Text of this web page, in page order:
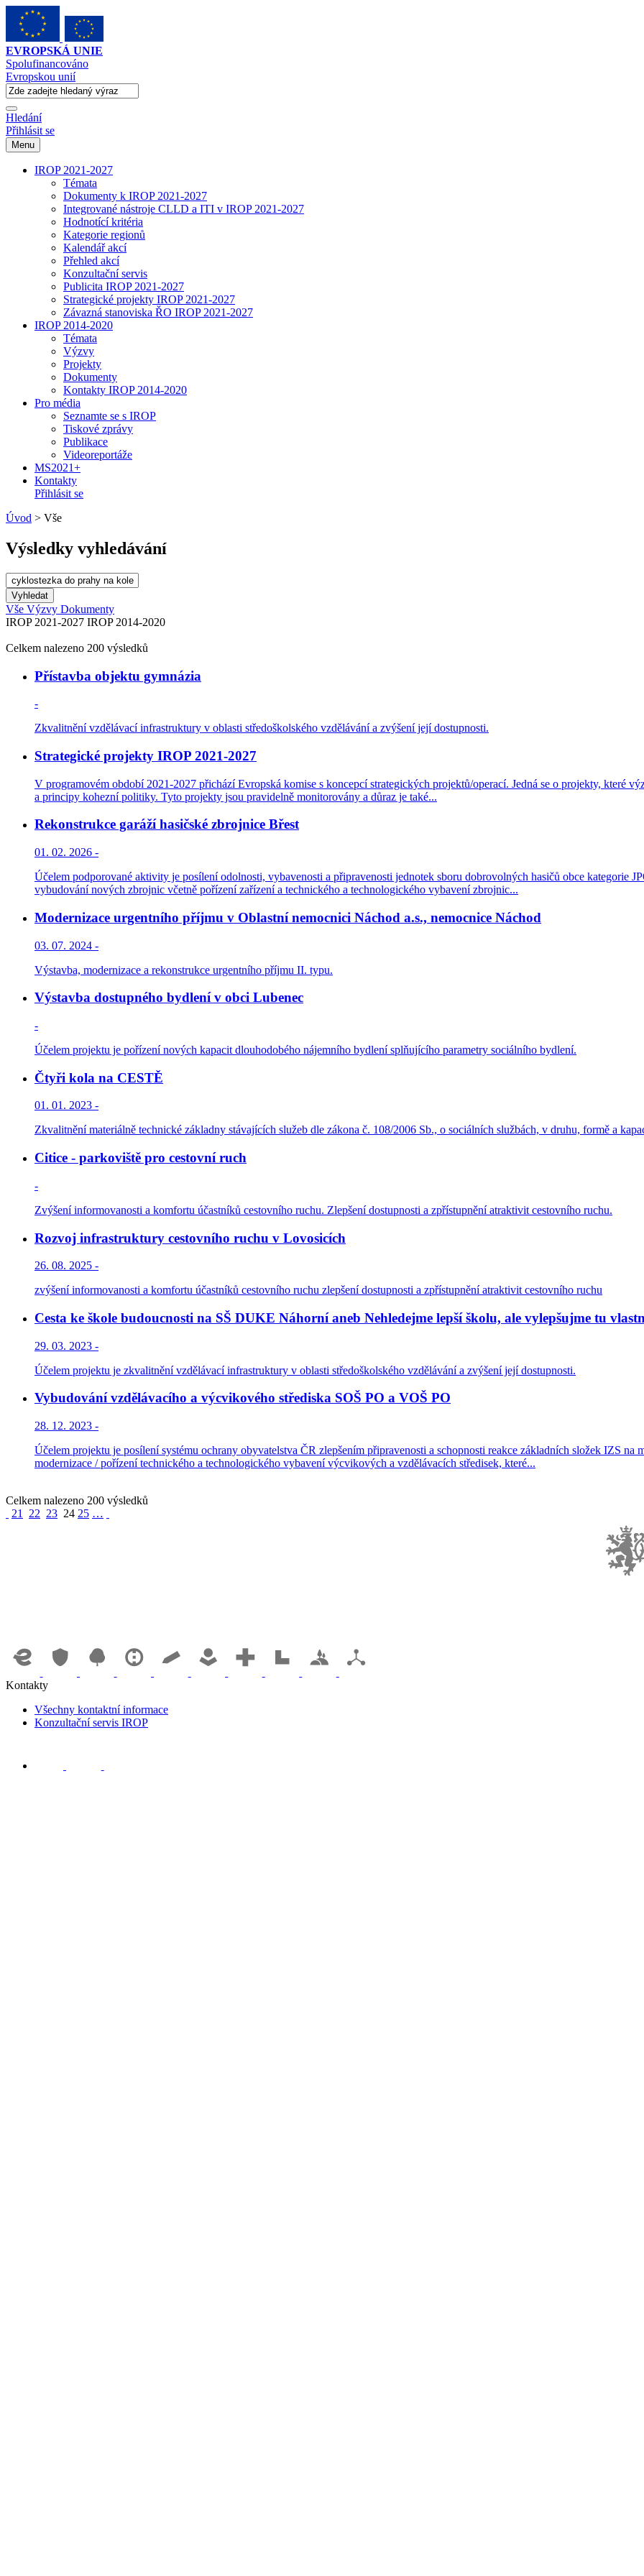
EVROPSKÁ UNIE
Spolufinancováno
Evropskou unií
Hledání
Přihlásit se
Menu
IROP 2021-2027
Témata
Dokumenty k IROP 2021-2027
Integrované nástroje CLLD a ITI v IROP 2021-2027
Hodnotící kritéria
Kategorie regionů
Kalendář akcí
Přehled akcí
Konzultační servis
Publicita IROP 2021-2027
Strategické projekty IROP 2021-2027
Závazná stanoviska ŘO IROP 2021-2027
IROP 2014-2020
Témata
Výzvy
Projekty
Dokumenty
Kontakty IROP 2014-2020
Pro média
Seznamte se s IROP
Tiskové zprávy
Publikace
Videoreportáže
MS2021+
Kontakty
Přihlásit se
Úvod > Vše
Výsledky vyhledávání
Vše Výzvy Dokumenty
IROP 2021-2027 IROP 2014-2020
Celkem nalezeno 200 výsledků
Přístavba objektu gymnázia
-
Zkvalitnění vzdělávací infrastruktury v oblasti středoškolského vzdělávání a zvýšení její dostupnosti.
Strategické projekty IROP 2021-2027
V programovém období 2021-2027 přichází Evropská komise s koncepcí strategických projektů/operací. Jedná se o projekty, které
a principy kohezní politiky. Tyto projekty jsou pravidelně monitorovány a důraz je také...
Rekonstrukce garáží hasičské zbrojnice Břest
01. 02. 2026 -
Účelem podporované aktivity je posílení odolnosti, vybavenosti a připravenosti jednotek sboru dobrovolných hasičů obce kategorie
vybudování nových zbrojnic včetně pořízení zařízení a technického a technologického vybavení zbrojnic...
Modernizace urgentního příjmu v Oblastní nemocnici Náchod a.s., nemocnice Náchod
03. 07. 2024 -
Výstavba, modernizace a rekonstrukce urgentního příjmu II. typu.
Výstavba dostupného bydlení v obci Lubenec
-
Účelem projektu je pořízení nových kapacit dlouhodobého nájemního bydlení splňujícího parametry sociálního bydlení.
Čtyři kola na CESTĚ
01. 01. 2023 -
Zkvalitnění materiálně technické základny stávajících služeb dle zákona č. 108/2006 Sb., o sociálních službách, v druhu, formě a
Citice - parkoviště pro cestovní ruch
-
Zvýšení informovanosti a komfortu účastníků cestovního ruchu. Zlepšení dostupnosti a zpřístupnění atraktivit cestovního ruchu.
Rozvoj infrastruktury cestovního ruchu v Lovosicích
26. 08. 2025 -
zvýšení informovanosti a komfortu účastníků cestovního ruchu zlepšení dostupnosti a zpřístupnění atraktivit cestovního ruchu
Cesta ke škole budoucnosti na SŠ DUKE Náhorní aneb Nehledejme lepší školu, ale vylepšujme tu
29. 03. 2023 -
Účelem projektu je zkvalitnění vzdělávací infrastruktury v oblasti středoškolského vzdělávání a zvýšení její dostupnosti.
Vybudování vzdělávacího a výcvikového střediska SOŠ PO a VOŠ PO
28. 12. 2023 -
Účelem projektu je posílení systému ochrany obyvatelstva ČR zlepšením připravenosti a schopnosti reakce základních složek IZS
modernizace / pořízení technického a technologického vybavení výcvikových a vzdělávacích středisek, které...
Celkem nalezeno 200 výsledků
21
22 23 24 25 …
Kontakty
Všechny kontaktní informace
Konzultační servis IROP